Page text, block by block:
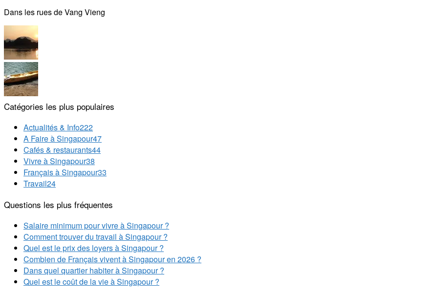
Dans les rues de Vang Vieng
Catégories les plus populaires
Actualités & Info222
A Faire à Singapour47
Cafés & restaurants44
Vivre à Singapour38
Français à Singapour33
Travail24
Questions les plus fréquentes
Salaire minimum pour vivre à Singapour ?
Comment trouver du travail à Singapour ?
Quel est le prix des loyers à Singapour ?
Combien de Français vivent à Singapour en 2026 ?
Dans quel quartier habiter à Singapour ?
Quel est le coût de la vie à Singapour ?